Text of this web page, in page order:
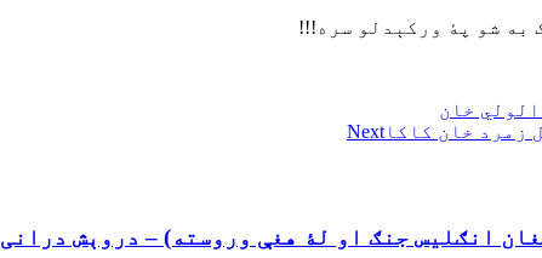
به شو پۀ ورکېدلو سره!!!
خان
Next
انګلیس جنګ او لۀ هغې وروسته) – دروېش درانی